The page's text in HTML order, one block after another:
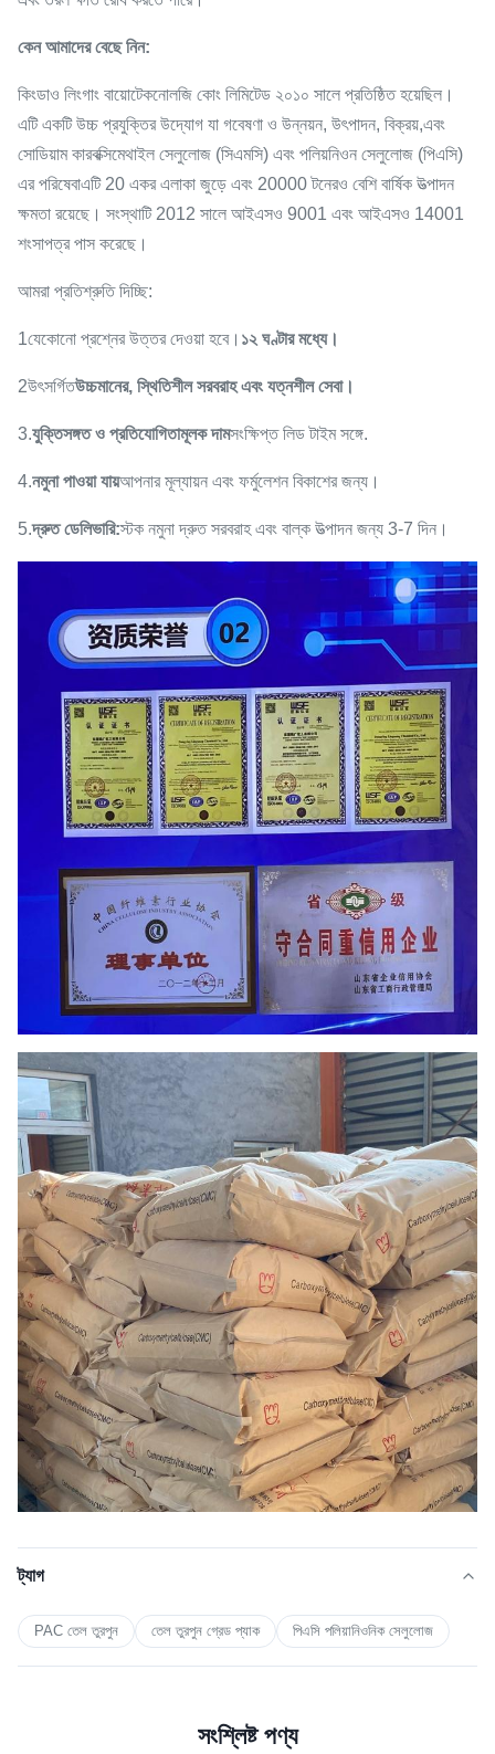
কেন আমাদের বেছে নিন:
কিংডাও লিংগাং বায়োটেকনোলজি কোং লিমিটেড ২০১০ সালে প্রতিষ্ঠিত হয়েছিল।
এটি একটি উচ্চ প্রযুক্তির উদ্যোগ যা গবেষণা ও উন্নয়ন, উৎপাদন, বিক্রয়,এবং
সোডিয়াম কারবক্সিমেথাইল সেলুলোজ (সিএমসি) এবং পলিয়নিওন সেলুলোজ (পিএসি)
এর পরিষেবাএটি 20 একর এলাকা জুড়ে এবং 20000 টনেরও বেশি বার্ষিক উত্পাদন
ক্ষমতা রয়েছে। সংস্থাটি 2012 সালে আইএসও 9001 এবং আইএসও 14001
শংসাপত্র পাস করেছে।
আমরা প্রতিশ্রুতি দিচ্ছি:
1যেকোনো প্রশ্নের উত্তর দেওয়া হবে। ১২ ঘণ্টার মধ্যে।
2উৎসর্গিতউচ্চমানের, স্থিতিশীল সরবরাহ এবং যত্নশীল সেবা।
3.যুক্তিসঙ্গত ও প্রতিযোগিতামূলক দামসংক্ষিপ্ত লিড টাইম সঙ্গে.
4.নমুনা পাওয়া যায়আপনার মূল্যায়ন এবং ফর্মুলেশন বিকাশের জন্য।
5.দ্রুত ডেলিভারি:স্টক নমুনা দ্রুত সরবরাহ এবং বাল্ক উত্পাদন জন্য 3-7 দিন।
ট্যাগ
PAC তেল তুরপুন তেল তুরপুন গ্রেড প্যাক পিএসি পলিয়ানিওনিক সেলুলোজ
সংশ্লিষ্ট পণ্য